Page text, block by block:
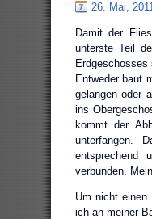
26. Mai,
Damit der
unterste Teil
Entweder baut
gelangen oder
ins
kommt der
unterfangen.
entsprechend
verbunden.
Um nicht einen
ich an meiner